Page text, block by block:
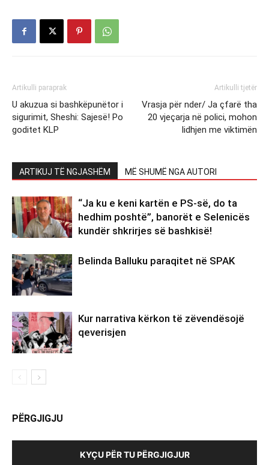
Artikulli paraprak
U akuzua si bashkëpunëtor i
sigurimit, Sheshi: Sajesë! Po
goditet KLP
Artikulli tjetër
Vrasja për nder/ Ja çfarë tha
20 vjeçarja në polici, mohon
lidhjen me viktimën
ARTIKUJ TË NGJASHËM MË SHUMË NGA AUTORI
“Ja ku e keni kartën e PS-së, do ta
hedhim poshtë”, banorët e Selenicës
kundër shkrirjes së bashkisë!
Belinda Balluku paraqitet në SPAK
Kur narrativa kërkon të zëvendësojë
qeverisjen
PËRGJIGJU
KYÇU PËR TU PËRGJIGJUR